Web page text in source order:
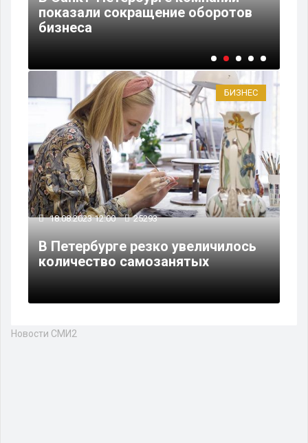
показали сокращение оборотов
бизнеса
БИЗНЕС
18.08.2023 12:00 25293
В Петербурге резко увеличилось
количество самозанятых
Новости СМИ2